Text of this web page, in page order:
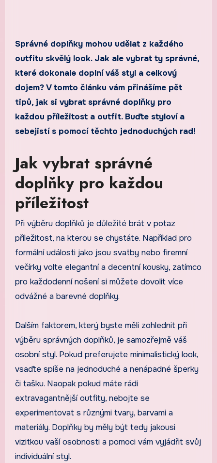
Správné doplňky mohou udělat z každého
outfitu skvělý look. Jak ale vybrat ty správné,
které dokonale doplní váš styl a celkový
dojem? V tomto článku vám přinášíme pět
tipů, jak si vybrat správné doplňky pro
každou příležitost a outfit. Buďte styloví a
sebejistí s pomocí těchto jednoduchých rad!
Jak vybrat správné
doplňky pro každou
příležitost
Při výběru doplňků je důležité brát v potaz
příležitost, na kterou se chystáte. Například pro
formální události jako jsou svatby nebo firemní
večírky volte elegantní a decentní kousky, zatímco
pro každodenní nošení si můžete dovolit více
odvážné a barevné doplňky.
Dalším faktorem, který byste měli zohlednit při
výběru správných doplňků, je samozřejmě váš
osobní styl. Pokud preferujete minimalistický look,
vsaďte spíše na jednoduché a nenápadné šperky
či tašku. Naopak pokud máte rádi
extravagantnější outfity, nebojte se
experimentovat s různými tvary, barvami a
materiály. Doplňky by měly být tedy jakousi
vizitkou vaší osobnosti a pomoci vám vyjádřit svůj
individuální styl.